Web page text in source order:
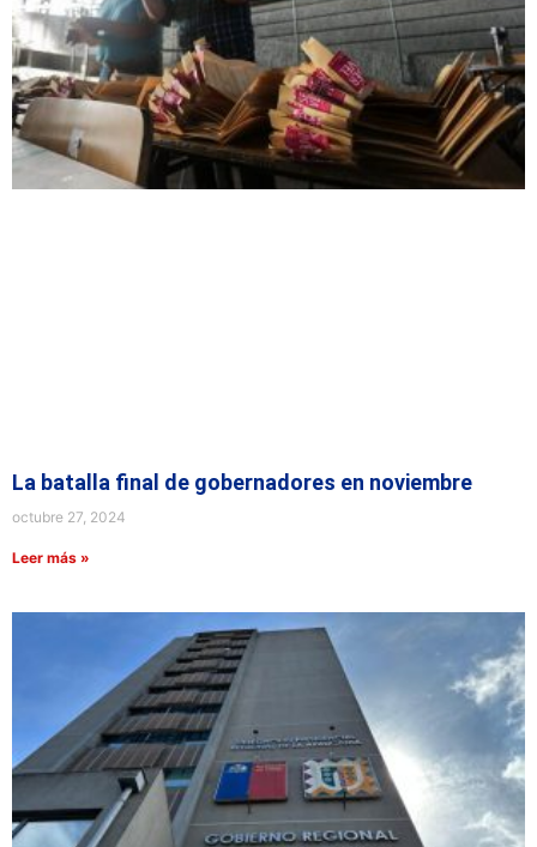
La batalla final de gobernadores en noviembre
octubre 27, 2024
Leer más »